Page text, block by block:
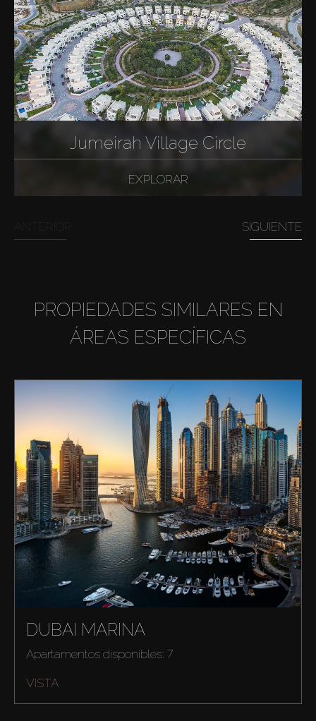
Jumeirah Village Circle
EXPLORAR
SIGUIENTE
PROPIEDADES SIMILARES EN
ÁREAS ESPECÍFICAS
DUBAI MARINA
Apartamentos disponibles: 7
VISTA